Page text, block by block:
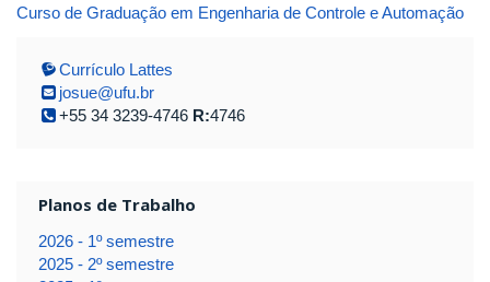
Curso de Graduação em Engenharia de Controle e Automação
Currículo Lattes
josue@ufu.br
+55 34 3239-4746 R:4746
Planos de Trabalho
2026 - 1º semestre
2025 - 2º semestre